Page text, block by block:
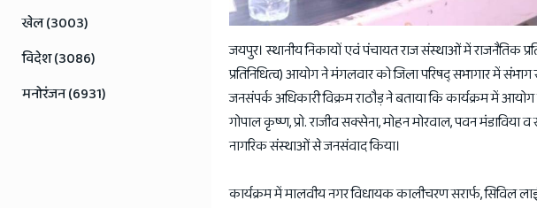
जयपुर। स्थानीय निकायों एवं पंचायत राज संस्थाओं में राजनैतिक
प्रतिनिधित्व) आयोग ने मंगलवार को जिला परिषद् सभागार में
जनसंपर्क अधिकारी विक्रम राठौड़ ने बताया कि कार्यक्रम में
गोपाल कृष्ण, प्रो. राजीव सक्सेना, मोहन मोरवाल, पवन मंडाविया
नागरिक संस्थाओं से जनसंवाद किया।
कार्यक्रम में मालवीय नगर विधायक कालीचरण सरार्फ, सिविल
खेल (3003)
विदेश (3086)
मनोरंजन (6931)